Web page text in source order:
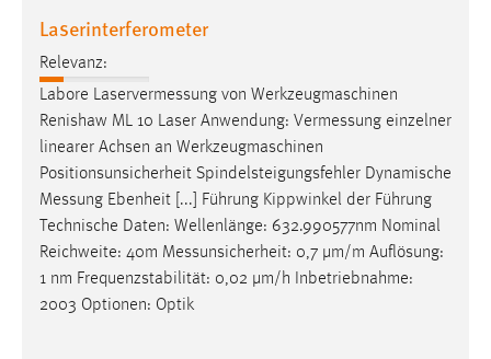
Laserinterferometer
Relevanz:
Labore Laservermessung von Werkzeugmaschinen
Renishaw ML 10 Laser Anwendung: Vermessung einzelner
linearer Achsen an Werkzeugmaschinen
Positionsunsicherheit Spindelsteigungsfehler Dynamische
Messung Ebenheit [...] Führung Kippwinkel der Führung
Technische Daten: Wellenlänge: 632.990577nm Nominal
Reichweite: 40m Messunsicherheit: 0,7 µm/m Auflösung:
1 nm Frequenzstabilität: 0,02 µm/h Inbetriebnahme:
2003 Optionen: Optik